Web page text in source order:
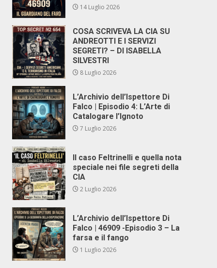
14 Luglio 2026
COSA SCRIVEVA LA CIA SU
ANDREOTTI E I SERVIZI
SEGRETI? – DI ISABELLA
SILVESTRI
8 Luglio 2026
L’Archivio dell’Ispettore Di
Falco | Episodio 4: L’Arte di
Catalogare l’Ignoto
7 Luglio 2026
Il caso Feltrinelli e quella nota
speciale nei file segreti della
CIA
2 Luglio 2026
L’Archivio dell’Ispettore Di
Falco | 46909 -Episodio 3 – La
farsa e il fango
1 Luglio 2026